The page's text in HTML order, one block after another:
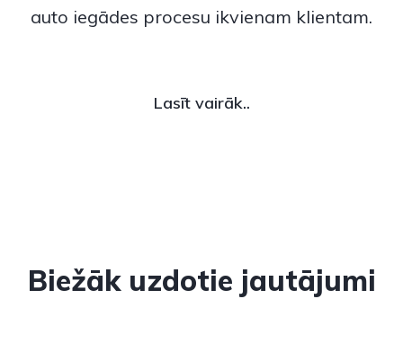
auto iegādes procesu ikvienam klientam.
Lasīt vairāk..
Biežāk uzdotie jautājumi